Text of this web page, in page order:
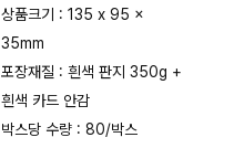
상품크기 : 135 x 95 x
35mm
포장재질 : 흰색 판지 350g +
흰색 카드 안감
박스당 수량 : 80/박스